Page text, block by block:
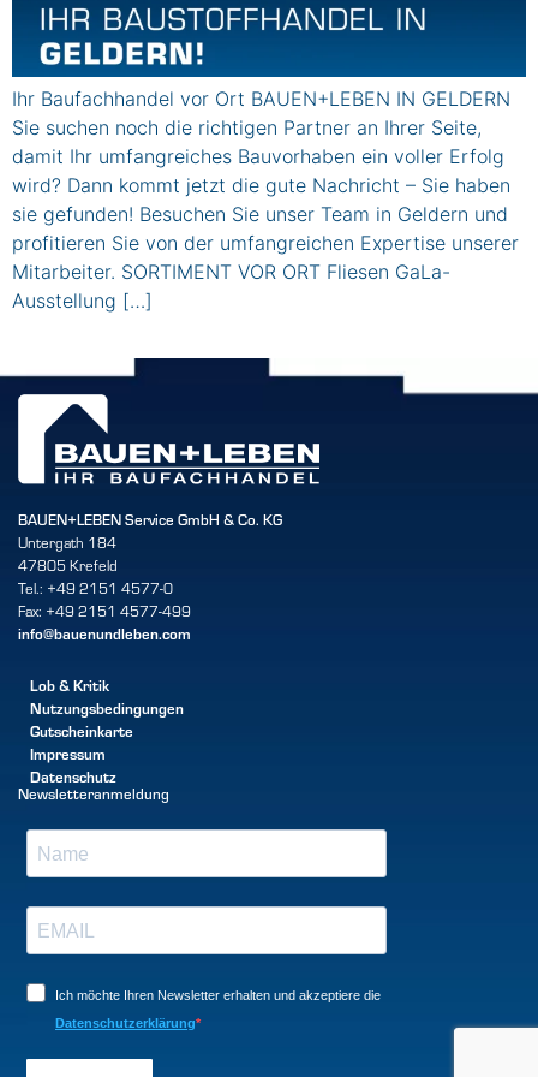
Ihr Baufachhandel vor Ort BAUEN+LEBEN IN GELDERN
Sie suchen noch die richtigen Partner an Ihrer Seite,
damit Ihr umfangreiches Bauvorhaben ein voller Erfolg
wird? Dann kommt jetzt die gute Nachricht – Sie haben
sie gefunden! Besuchen Sie unser Team in Geldern und
profitieren Sie von der umfangreichen Expertise unserer
Mitarbeiter. SORTIMENT VOR ORT Fliesen GaLa-
Ausstellung […]
BAUEN+LEBEN Service GmbH & Co. KG
Untergath 184
47805 Krefeld
Tel.: +49 2151 4577-0
Fax: +49 2151 4577-499
info@bauenundleben.com
Lob & Kritik
Nutzungsbedingungen
Gutscheinkarte
Impressum
Datenschutz
Newsletteranmeldung
Ich möchte Ihren Newsletter erhalten und akzeptiere die
Datenschutzerklärung